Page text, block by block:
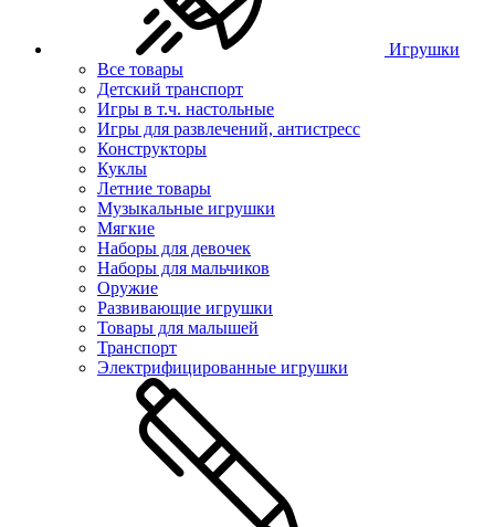
Игрушки
Все товары
Детский транспорт
Игры в т.ч. настольные
Игры для развлечений, антистресс
Конструкторы
Куклы
Летние товары
Музыкальные игрушки
Мягкие
Наборы для девочек
Наборы для мальчиков
Оружие
Развивающие игрушки
Товары для малышей
Транспорт
Электрифицированные игрушки